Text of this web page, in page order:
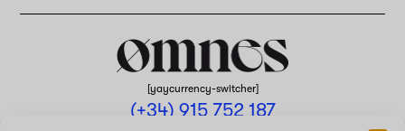
[yaycurrency-switcher]
(+34) 915 752 187